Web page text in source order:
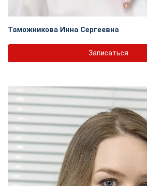
Таможникова Инна Сергеевна
Записаться